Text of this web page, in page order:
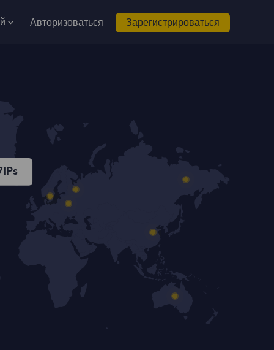
Авторизоваться Зарегистрироваться
IPs